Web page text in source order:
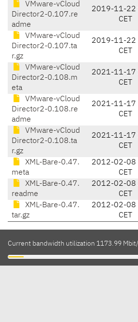
VMware-vCloud
Director2-0.107.re
adme
2019-11-22
CET
VMware-vCloud
Director2-0.107.ta
r.gz
2019-11-22
CET
VMware-vCloud
Director2-0.108.m
eta
2021-11-17
CET
VMware-vCloud
Director2-0.108.re
adme
2021-11-17
CET
VMware-vCloud
Director2-0.108.ta
r.gz
2021-11-17
CET
XML-Bare-0.47.
meta
2012-02-08
CET
XML-Bare-0.47.
readme
2012-02-08
CET
XML-Bare-0.47.
tar.gz
2012-02-08
CET
Current bandwidth utilization 1173.99